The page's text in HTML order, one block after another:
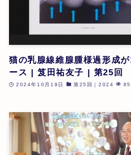
猫の乳腺線維腺腫様過形成
ース | 笈田祐友子 | 第25回
2024年10月19日 第25回｜2024 85